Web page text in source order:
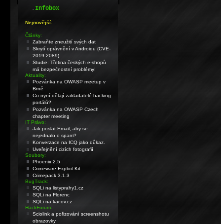
.Infobox
Nejnovější:
Články:
Zabraňte zneužití svých dat
Skrytí oprávnění v Androidu (CVE-
2019-2089)
Studie: Třetina českých e-shopů
má bezpečnostní problémy!
Aktuality:
Pozvánka na OWASP meetup v
Brně
Co nyní dělají zakladatelé hacking
portálů?
Pozvánka na OWASP Czech
chapter meeting
IT Právo:
Jak poslat Email, aby se
nejednalo o spam?
Konverzace na ICQ jako důkaz.
Uveřejnění cizích fotografií
Soubory:
Phoenix 2.5
Crimeware Exploit Kit
Crimepack 3.1.3
BugTrack:
SQLi na listyprahy1.cz
SQLi na Florenc
SQLi na kacov.cz
HackForum:
Sciolink a pořizování screenshotu
obrazovky